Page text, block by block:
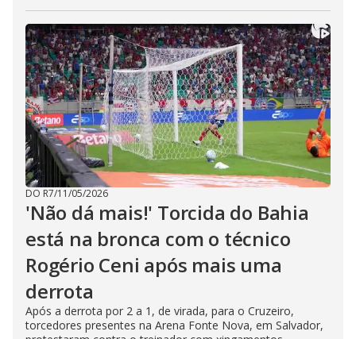
DO R7/11/05/2026
'Não dá mais!' Torcida do Bahia
está na bronca com o técnico
Rogério Ceni após mais uma
derrota
Após a derrota por 2 a 1, de virada, para o Cruzeiro,
torcedores presentes na Arena Fonte Nova, em Salvador,